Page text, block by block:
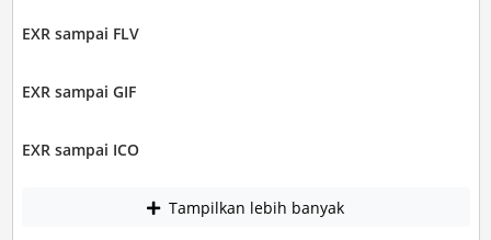
EXR sampai FLV
EXR sampai GIF
EXR sampai ICO
Tampilkan lebih banyak